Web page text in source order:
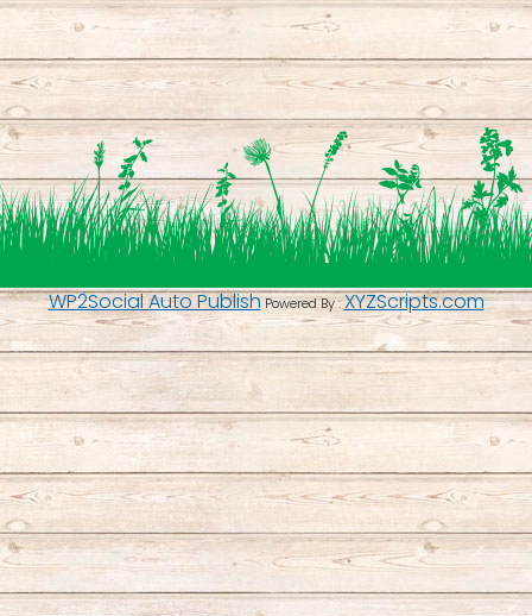
WP2Social Auto Publish Powered By :XYZScripts.com